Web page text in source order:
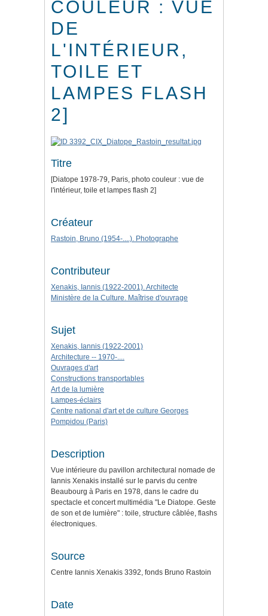
COULEUR : VUE
DE
L'INTÉRIEUR,
TOILE ET
LAMPES FLASH
2]
Titre
[Diatope 1978-79, Paris, photo couleur : vue de
l'intérieur, toile et lampes flash 2]
Créateur
Rastoin, Bruno (1954-....). Photographe
Contributeur
Xenakis, Iannis (1922-2001). Architecte
Ministère de la Culture. Maîtrise d'ouvrage
Sujet
Xenakis, Iannis (1922-2001)
Architecture -- 1970-....
Ouvrages d'art
Constructions transportables
Art de la lumière
Lampes-éclairs
Centre national d'art et de culture Georges
Pompidou (Paris)
Description
Vue intérieure du pavillon architectural nomade de
Iannis Xenakis installé sur le parvis du centre
Beaubourg à Paris en 1978, dans le cadre du
spectacle et concert multimédia "Le Diatope. Geste
de son et de lumière" : toile, structure câblée, flashs
électroniques.
Source
Centre Iannis Xenakis 3392, fonds Bruno Rastoin
Date